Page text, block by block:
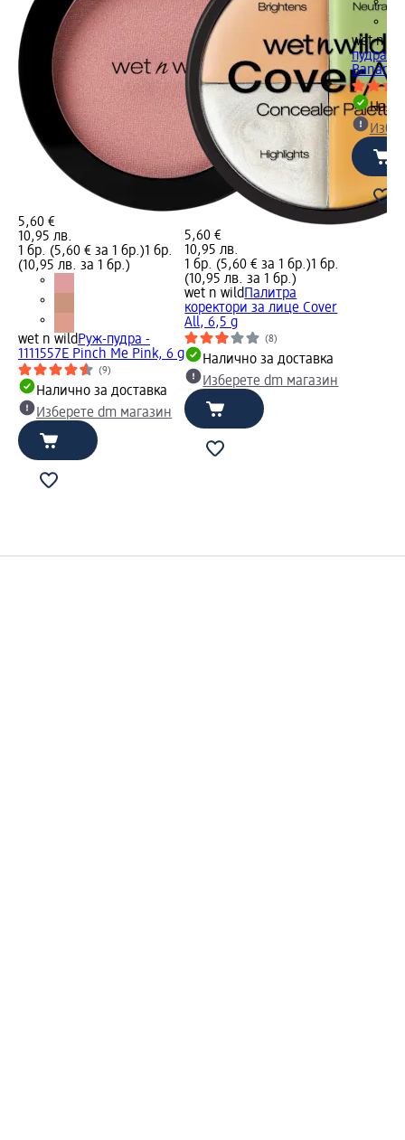
5,60 €
10,95 лв.
1 бр. (5,60 € за 1 бр.)1 бр.
(10,95 лв. за 1 бр.)
wet n wildРуж-пудра -
1111557E Pinch Me Pink, 6 g
(9)
Налично за доставка
Изберете dm магазин
5,60 €
10,95 лв.
1 бр. (5,60 € за 1 бр.)1 бр.
(10,95 лв. за 1 бр.)
wet n wild Палитра
коректори за лице Cover
All, 6,5 g
(8)
Налично за доставка
Изберете dm магазин
wet n
пудра
Banana,